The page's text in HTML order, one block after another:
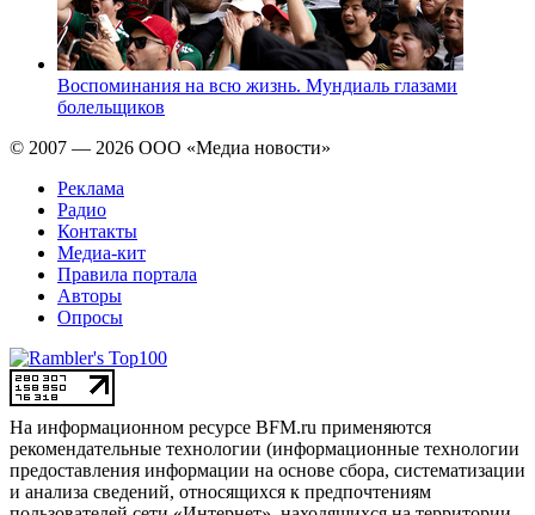
Воспоминания на всю жизнь. Мундиаль глазами
болельщиков
© 2007 — 2026 ООО «Медиа новости»
Реклама
Радио
Контакты
Медиа-кит
Правила портала
Авторы
Опросы
На информационном ресурсе BFM.ru применяются
рекомендательные технологии (информационные технологии
предоставления информации на основе сбора, систематизации
и анализа сведений, относящихся к предпочтениям